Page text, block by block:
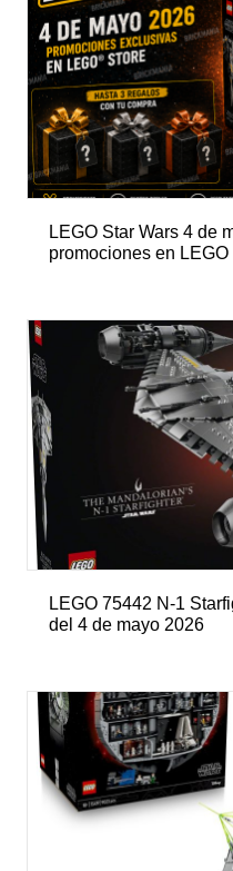
LEGO Star Wars 4 de
promociones en LEGO
LEGO 75442 N-1
del 4 de mayo 2026